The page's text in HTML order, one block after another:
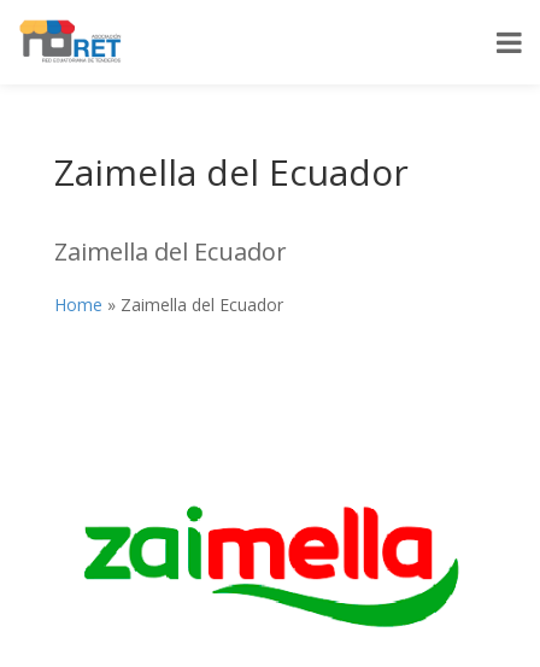
Zaimella del Ecuador
Zaimella del Ecuador
Home » Zaimella del Ecuador